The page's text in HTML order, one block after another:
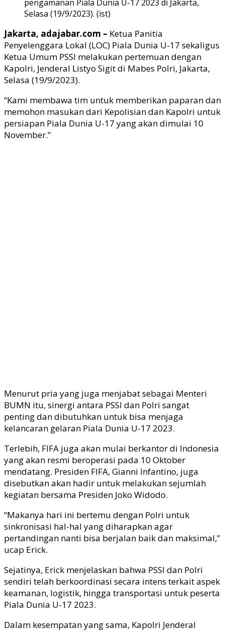
pengamanan Piala Dunia U-17 2023 di Jakarta,
Selasa (19/9/2023). (ist)
Jakarta, adajabar.com – Ketua Panitia
Penyelenggara Lokal (LOC) Piala Dunia U-17 sekaligus
Ketua Umum PSSI melakukan pertemuan dengan
Kapolri, Jenderal Listyo Sigit di Mabes Polri, Jakarta,
Selasa (19/9/2023).
“Kami membawa tim untuk memberikan paparan dan
memohon masukan dari Kepolisian dan Kapolri untuk
persiapan Piala Dunia U-17 yang akan dimulai 10
November.”
Menurut pria yang juga menjabat sebagai Menteri
BUMN itu, sinergi antara PSSI dan Polri sangat
penting dan dibutuhkan untuk bisa menjaga
kelancaran gelaran Piala Dunia U-17 2023.
Terlebih, FIFA juga akan mulai berkantor di Indonesia
yang akan resmi beroperasi pada 10 Oktober
mendatang. Presiden FIFA, Gianni Infantino, juga
disebutkan akan hadir untuk melakukan sejumlah
kegiatan bersama Presiden Joko Widodo.
“Makanya hari ini bertemu dengan Polri untuk
sinkronisasi hal-hal yang diharapkan agar
pertandingan nanti bisa berjalan baik dan maksimal,”
ucap Erick.
Sejatinya, Erick menjelaskan bahwa PSSI dan Polri
sendiri telah berkoordinasi secara intens terkait aspek
keamanan, logistik, hingga transportasi untuk peserta
Piala Dunia U-17 2023.
Dalam kesempatan yang sama, Kapolri Jenderal